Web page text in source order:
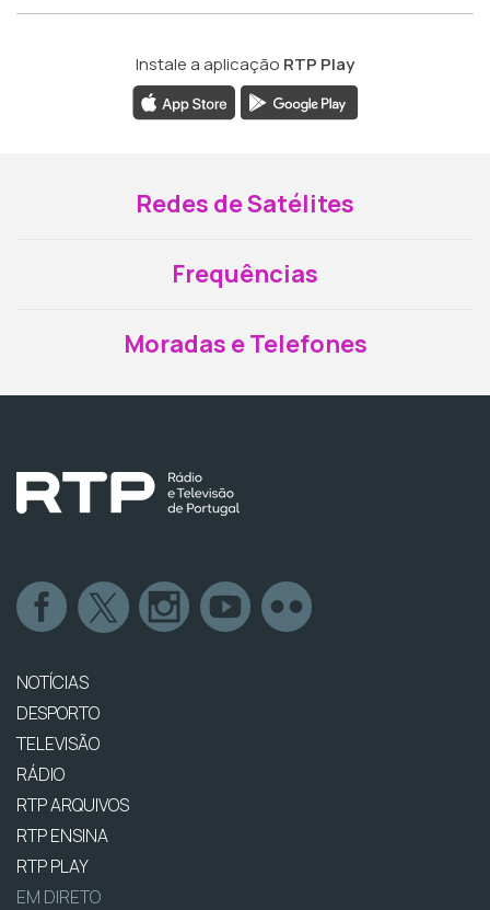
Instale a aplicação RTP Play
Redes de Satélites
Frequências
Moradas e Telefones
NOTÍCIAS
DESPORTO
TELEVISÃO
RÁDIO
RTP ARQUIVOS
RTP ENSINA
RTP PLAY
EM DIRETO